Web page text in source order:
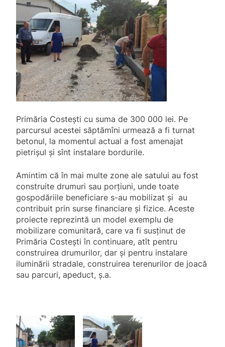
Primăria Costești cu suma de 300 000 lei. Pe
parcursul acestei săptămîni urmează a fi turnat
betonul, la momentul actual a fost amenajat
pietrișul și sînt instalare bordurile.
Amintim că în mai multe zone ale satului au fost
construite drumuri sau porțiuni, unde toate
gospodăriile beneficiare s-au mobilizat și au
contribuit prin surse financiare și fizice. Aceste
proiecte reprezintă un model exemplu de
mobilizare comunitară, care va fi susținut de
Primăria Costești în continuare, atît pentru
construirea drumurilor, dar și pentru instalare
iluminării stradale, construirea terenurilor de joacă
sau parcuri, apeduct, ș.a.